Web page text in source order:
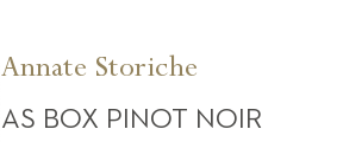
Annate Storiche
AS BOX PINOT NOIR